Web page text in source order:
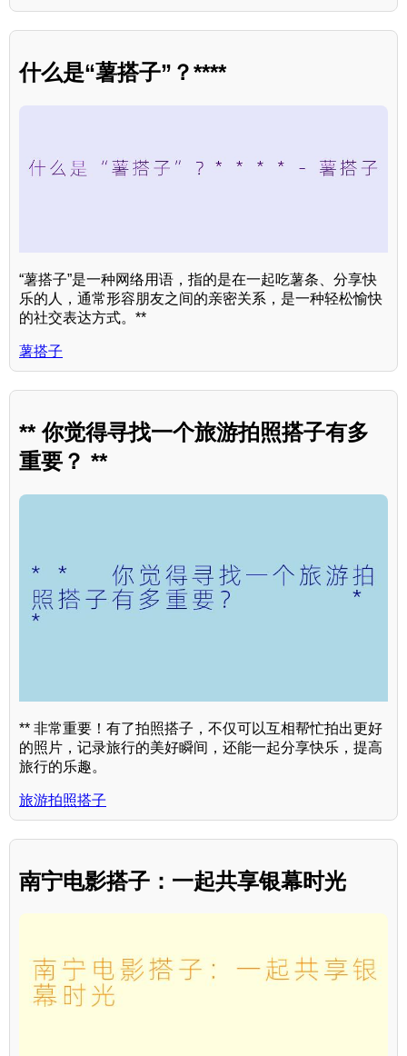
什么是“薯搭子”？****
“薯搭子”是一种网络用语，指的是在一起吃薯条、分享快
乐的人，通常形容朋友之间的亲密关系，是一种轻松愉快
的社交表达方式。**
薯搭子
** 你觉得寻找一个旅游拍照搭子有多
重要？ **
** 非常重要！有了拍照搭子，不仅可以互相帮忙拍出更好
的照片，记录旅行的美好瞬间，还能一起分享快乐，提高
旅行的乐趣。
旅游拍照搭子
南宁电影搭子：一起共享银幕时光